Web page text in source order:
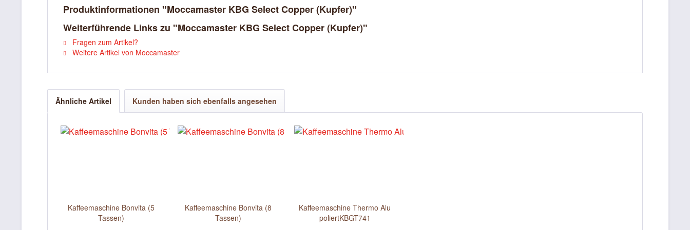
Produktinformationen "Moccamaster KBG Select Copper (Kupfer)"
Weiterführende Links zu "Moccamaster KBG Select Copper (Kupfer)"
Fragen zum Artikel?
Weitere Artikel von Moccamaster
Ähnliche Artikel Kunden haben sich ebenfalls angesehen
Kaffeemaschine Bonvita (5
Tassen)
Kaffeemaschine Bonvita (8
Tassen)
Kaffeemaschine Thermo Alu
poliertKBGT741